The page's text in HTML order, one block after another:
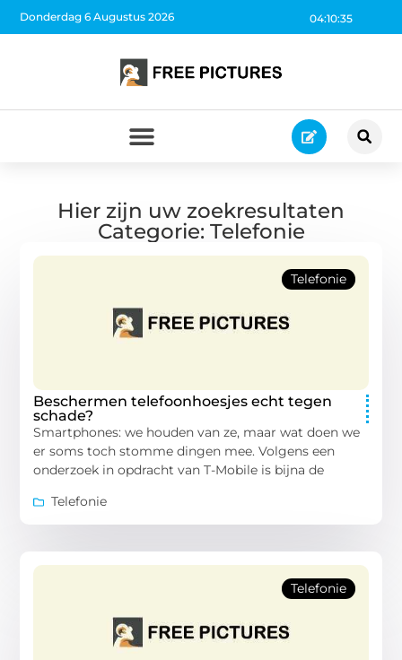
04:10:35
Donderdag 6 Augustus 2026
Hier zijn uw zoekresultaten
Categorie: Telefonie
Telefonie
Beschermen telefoonhoesjes echt tegen
schade?
Smartphones: we houden van ze, maar wat doen we
er soms toch stomme dingen mee. Volgens een
onderzoek in opdracht van T-Mobile is bijna de
Telefonie
Telefonie